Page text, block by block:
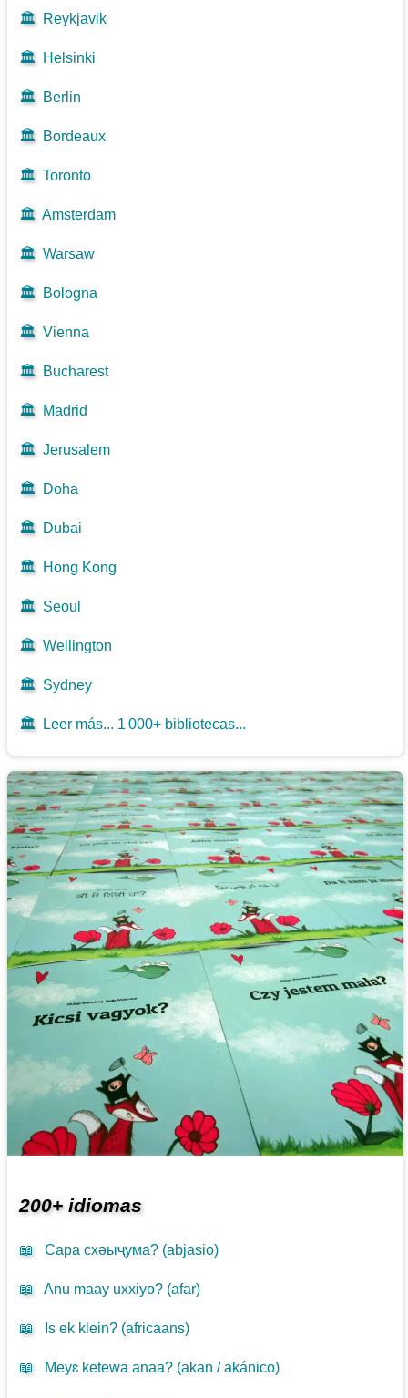
🏛️ Reykjavik
🏛️ Helsinki
🏛️ Berlin
🏛️ Bordeaux
🏛️ Toronto
🏛️ Amsterdam
🏛️ Warsaw
🏛️ Bologna
🏛️ Vienna
🏛️ Bucharest
🏛️ Madrid
🏛️ Jerusalem
🏛️ Doha
🏛️ Dubai
🏛️ Hong Kong
🏛️ Seoul
🏛️ Wellington
🏛️ Sydney
🏛️ Leer más... 1 000+ bibliotecas...
200+ idiomas
📖 Сара схәыҷума? (abjasio)
📖 Anu maay uxxiyo? (afar)
📖 Is ek klein? (africaans)
📖 Meyɛ ketewa anaa? (akan / akánico)